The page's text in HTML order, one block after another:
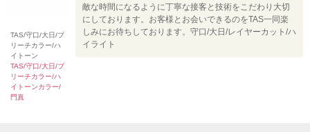
TAS/守口/大日/ブ
リーチカラー/ハ
イトーン
TAS/守口/大日/ブ
リーチカラー/ハ
イトーンカラー/
門真
敵な時間になるように丁寧な接客と技術をこだわり大切
にしております。お客様とお会いできるのをTAS一同楽
しみにお待ちしております。守口/大日/レイヤーカット/ハ
イライト